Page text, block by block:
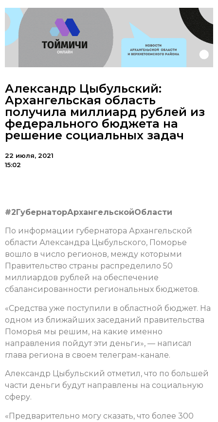
Александр Цыбульский:
Архангельская область
получила миллиард рублей из
федерального бюджета на
решение социальных задач
22 июля, 2021
15:02
#2ГубернаторАрхангельскойОбласти
По информации губернатора Архангельской
области Александра Цыбульского, Поморье
вошло в число регионов, между которыми
Правительство страны распределило 50
миллиардов рублей на обеспечение
сбалансированности региональных бюджетов.
«Средства уже поступили в областной бюджет. На
одном из ближайших заседаний правительства
Поморья мы решим, на какие именно
направления пойдут эти деньги», — написал
глава региона в своем телеграм-канале.
Александр Цыбульский отметил, что по большей
части деньги будут направлены на социальную
сферу.
«Предварительно могу сказать, что более 300